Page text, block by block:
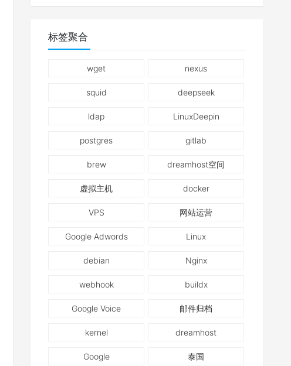
标签聚合
wget nexus
squid deepseek
ldap LinuxDeepin
postgres gitlab
brew dreamhost空间
虚拟主机 docker
VPS 网站运营
Google Adwords Linux
debian Nginx
webhook buildx
Google Voice 邮件归档
kernel dreamhost
Google 泰国